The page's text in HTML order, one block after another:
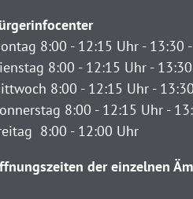
8:00 - 12:15 Uhr - 13:30
8:00 - 12:15 Uhr -
8:00 - 12:15 Uhr -
8:00 - 12:15 Uhr -
8:00 - 12:00 Uhr
der einzelnen